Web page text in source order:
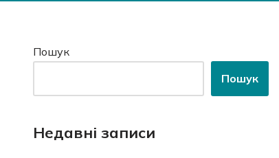
Пошук
Пошук
Недавні записи